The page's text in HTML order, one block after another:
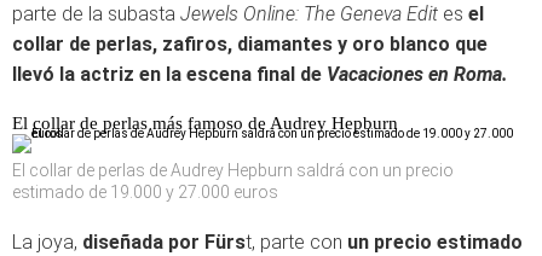
parte de la subasta Jewels Online: The Geneva Edit es el
collar de perlas, zafiros, diamantes y oro blanco que
llevó la actriz en la escena final de Vacaciones en Roma.
El collar de perlas más famoso de Audrey Hepburn
El collar de perlas de Audrey Hepburn saldrá con un precio
estimado de 19.000 y 27.000 euros
La joya, diseñada por Fürst, parte con un precio estimado